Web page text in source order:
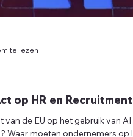
op HR en
de EU op het gebruik van AI
Waar moeten ondernemers op
te lezen